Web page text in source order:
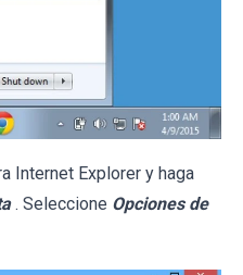
Internet Explorer y haga
. Seleccione Opciones de